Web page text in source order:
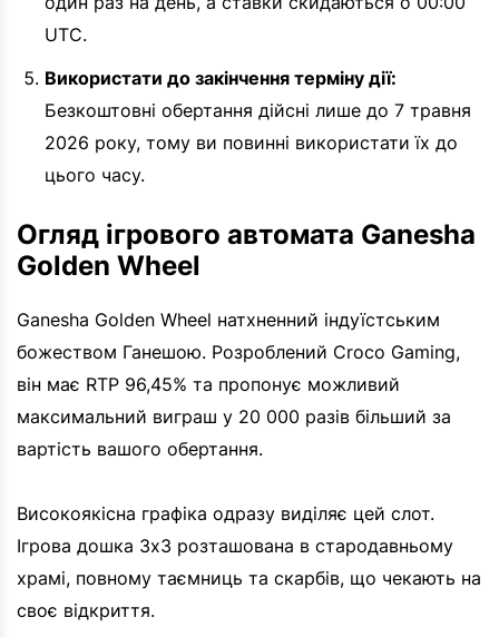
UTC.
Використати до закінчення терміну дії:
Безкоштовні обертання дійсні лише до 7 травня
2026 року, тому ви повинні використати їх до
цього часу.
Огляд ігрового автомата Ganesha
Golden Wheel
Ganesha Golden Wheel натхненний індуїстським
божеством Ганешою. Розроблений Croco Gaming,
він має RTP 96,45% та пропонує можливий
максимальний виграш у 20 000 разів більший за
вартість вашого обертання.
Високоякісна графіка одразу виділяє цей слот.
Ігрова дошка 3x3 розташована в стародавньому
храмі, повному таємниць та скарбів, що чекають на
своє відкриття.